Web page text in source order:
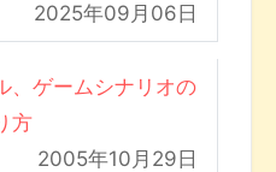
2025年09月06日
、ゲームシナリオの
方
2005年10月29日